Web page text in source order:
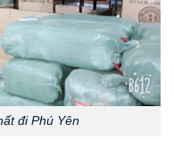
đi Phú Yên